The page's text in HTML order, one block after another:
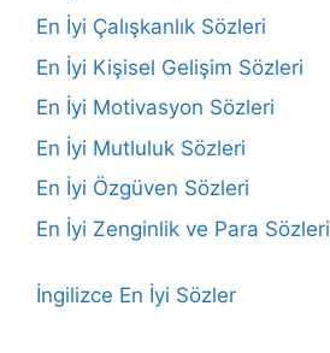
En İyi Çalışkanlık Sözleri
En İyi Kişisel Gelişim Sözleri
En İyi Motivasyon Sözleri
En İyi Mutluluk Sözleri
En İyi Özgüven Sözleri
En İyi Zenginlik ve Para Sözleri
İngilizce En İyi Sözler